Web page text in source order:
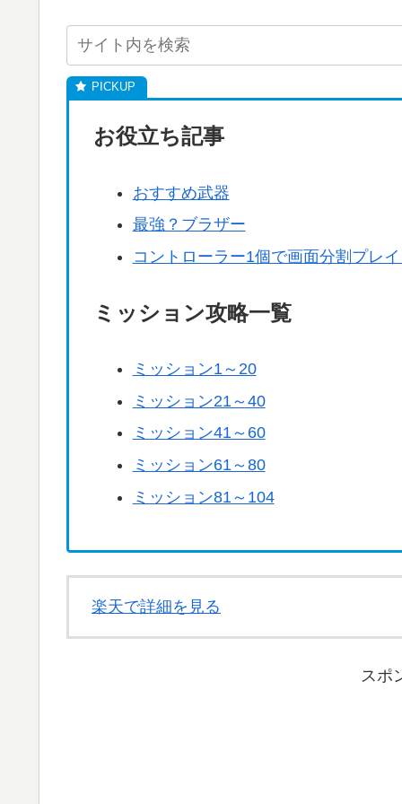
お役立ち記事
おすすめ武器
最強？ブラザー
コントローラー1個で画面分割プレ
ミッション攻略一覧
ミッション1～20
ミッション21～40
ミッション41～60
ミッション61～80
ミッション81～104
楽天で詳細を見る
スポ